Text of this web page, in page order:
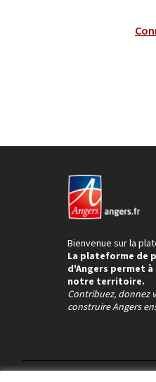
Bienvenue sur la
La plateforme de
d'Angers permet
notre territoire.
Contribuez, donnez
construire Angers